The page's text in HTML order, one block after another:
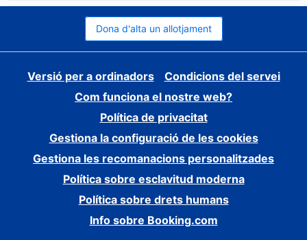
Dona d'alta un allotjament
Versió per a ordinadors
Condicions del servei
Com funciona el nostre web?
Política de privacitat
Gestiona la configuració de les cookies
Gestiona les recomanacions personalitzades
Política sobre esclavitud moderna
Política sobre drets humans
Info sobre Booking.com